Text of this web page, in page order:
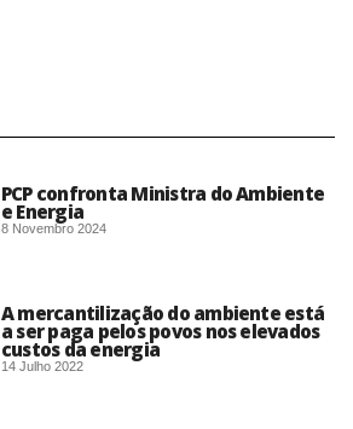
PCP confronta Ministra do Ambiente
e Energia
8 Novembro 2024
A mercantilização do ambiente está
a ser paga pelos povos nos elevados
custos da energia
14 Julho 2022